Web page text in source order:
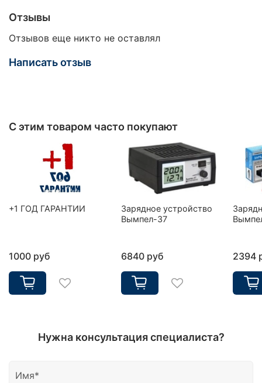
Отзывы
Отзывов еще никто не оставлял
Написать отзыв
С этим товаром часто покупают
+1 ГОД ГАРАНТИИ
1000 руб
Зарядное устройство
Вымпел-37
6840 руб 2394
Нужна консультация специалиста?